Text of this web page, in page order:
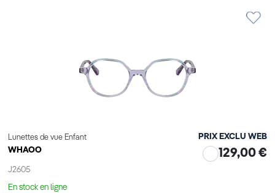
Lunettes de vue Enfant
WHAOO
J2605
PRIX EXCLU WEB
129,00 €
En stock en ligne